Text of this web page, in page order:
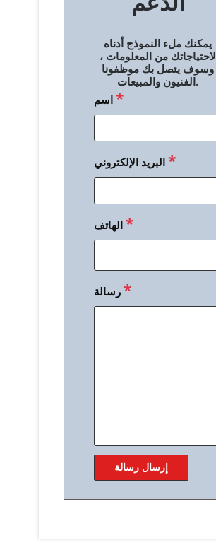
يمكنك ملء النموذج أدناه
لاحتياجاتك من المعلومات ،
وسوف يتصل بك موظفونا
الفنيون والمبيعات.
اسم*
البريد الإلكتروني*
الهاتف*
رسالة*